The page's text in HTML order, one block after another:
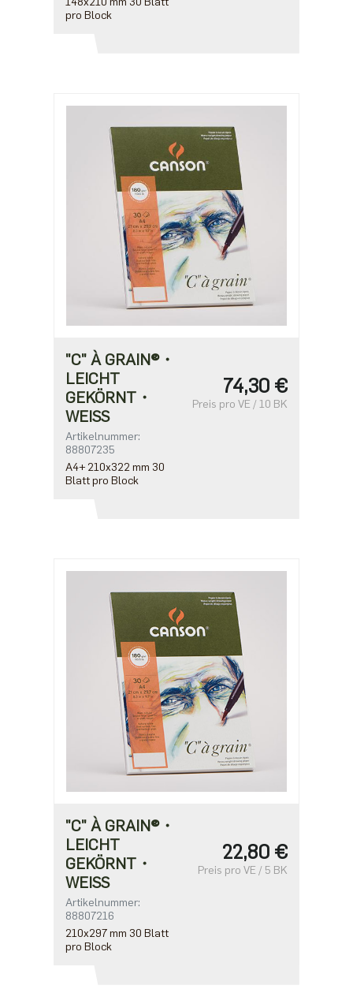
pro Block
"C" À GRAIN®・
LEICHT
GEKÖRNT・
WEISS
Artikelnummer:
88807235
A4+ 210x322 mm 30
Blatt pro Block
74,30 €
Preis pro VE / 10 BK
"C" À GRAIN®・
LEICHT
GEKÖRNT・
WEISS
Artikelnummer:
88807216
210x297 mm 30 Blatt
pro Block
22,80 €
Preis pro VE / 5 BK